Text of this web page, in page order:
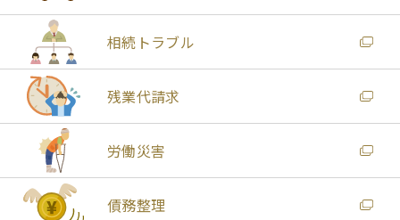
相続トラブル
残業代請求
労働災害
債務整理